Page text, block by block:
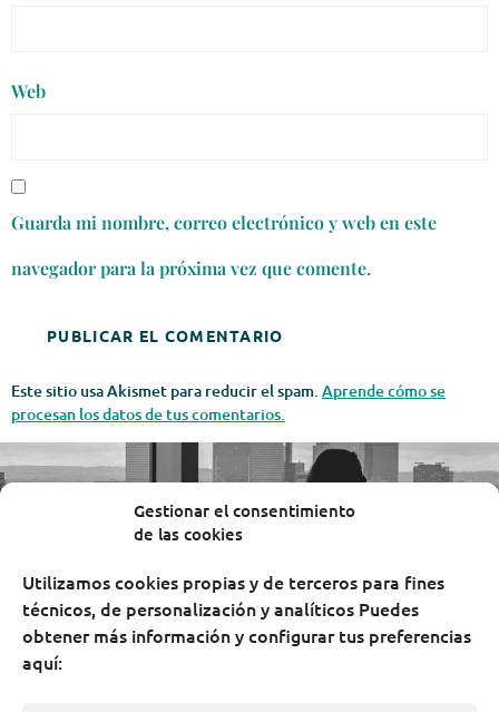
Gestionar el consentimiento
de las cookies
Utilizamos cookies propias y de terceros para fines
técnicos, de personalización y analíticos Puedes
obtener más información y configurar tus preferencias
aquí:
Web
Guarda mi nombre, correo electrónico y web en este
navegador para la próxima vez que comente.
Este sitio usa Akismet para reducir el spam. Aprende cómo se
procesan los datos de tus comentarios.